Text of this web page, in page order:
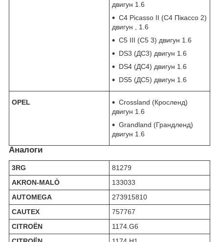
двигун 1.6
C4 Picasso II (С4 Пікассо 2)
двигун , 1.6
C5 III (С5 3) двигун 1.6
DS3 (ДС3) двигун 1.6
DS4 (ДС4) двигун 1.6
DS5 (ДС5) двигун 1.6
OPEL
Crossland (Кросленд)
двигун 1.6
Grandland (Грандленд)
двигун 1.6
Аналоги
3RG
81279
AKRON-MALÒ
133033
AUTOMEGA
273915810
CAUTEX
757767
CITROËN
1174.G6